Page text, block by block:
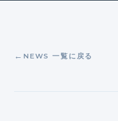
NEWS 一覧に戻る